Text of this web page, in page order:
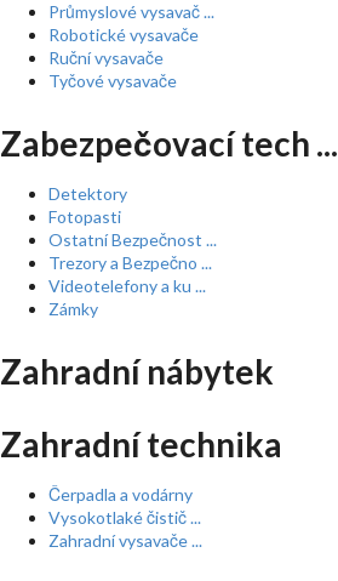
Průmyslové vysavač ...
Robotické vysavače
Ruční vysavače
Tyčové vysavače
Zabezpečovací tech ...
Detektory
Fotopasti
Ostatní Bezpečnost ...
Trezory a Bezpečno ...
Videotelefony a ku ...
Zámky
Zahradní nábytek
Zahradní technika
Čerpadla a vodárny
Vysokotlaké čistič ...
Zahradní vysavače ...